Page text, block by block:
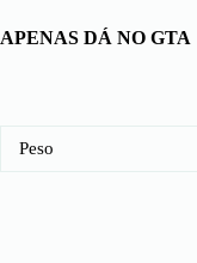
APENAS DÁ NO GTA
Peso